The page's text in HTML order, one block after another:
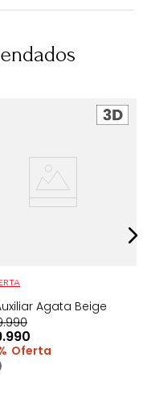
Agata Beige
.990
.990